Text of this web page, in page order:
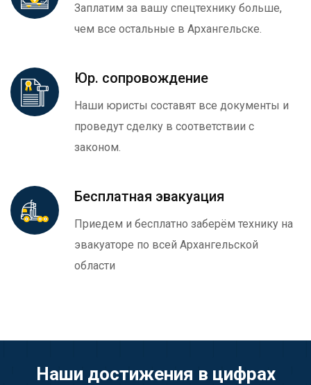
Заплатим за вашу спецтехнику больше,
чем все остальные в Архангельске.
Юр. сопровождение
Наши юристы составят все документы и
проведут сделку в соответствии с
законом.
Бесплатная эвакуация
Приедем и бесплатно заберём технику на
эвакуаторе по всей Архангельской
области
Наши достижения в цифрах